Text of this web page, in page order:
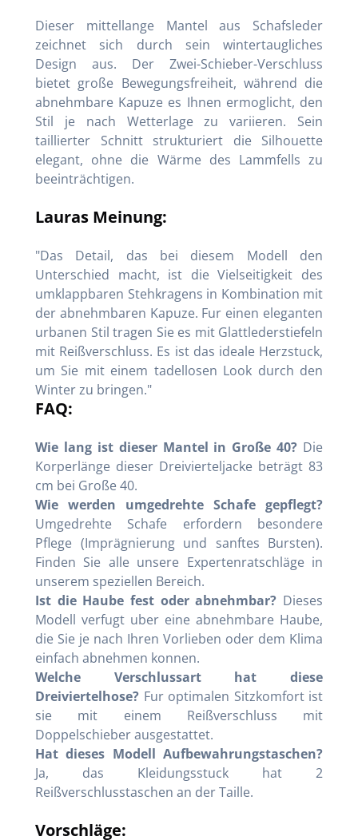
Dieser mittellange Mantel aus Schafsleder
zeichnet sich durch sein wintertaugliches
Design aus. Der Zwei-Schieber-Verschluss
bietet große Bewegungsfreiheit, während die
abnehmbare Kapuze es Ihnen ermoglicht, den
Stil je nach Wetterlage zu variieren. Sein
taillierter Schnitt strukturiert die Silhouette
elegant, ohne die Wärme des Lammfells zu
beeinträchtigen.
Lauras Meinung:
"Das Detail, das bei diesem Modell den
Unterschied macht, ist die Vielseitigkeit des
umklappbaren Stehkragens in Kombination mit
der abnehmbaren Kapuze. Fur einen eleganten
urbanen Stil tragen Sie es mit Glattlederstiefeln
mit Reißverschluss. Es ist das ideale Herzstuck,
um Sie mit einem tadellosen Look durch den
Winter zu bringen."
FAQ:
Wie lang ist dieser Mantel in Große 40? Die
Korperlänge dieser Dreivierteljacke beträgt 83
cm bei Große 40.
Wie werden umgedrehte Schafe gepflegt?
Umgedrehte Schafe erfordern besondere
Pflege (Imprägnierung und sanftes Bursten).
Finden Sie alle unsere Expertenratschläge in
unserem speziellen Bereich.
Ist die Haube fest oder abnehmbar? Dieses
Modell verfugt uber eine abnehmbare Haube,
die Sie je nach Ihren Vorlieben oder dem Klima
einfach abnehmen konnen.
Welche Verschlussart hat diese
Dreiviertelhose? Fur optimalen Sitzkomfort ist
sie mit einem Reißverschluss mit
Doppelschieber ausgestattet.
Hat dieses Modell Aufbewahrungstaschen?
Ja, das Kleidungsstuck hat 2
Reißverschlusstaschen an der Taille.
Vorschläge: